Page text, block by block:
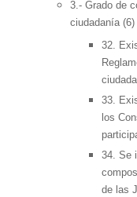
3.- Grado de
ciudadanía (6)
32.
33.
los
34. Se
de las